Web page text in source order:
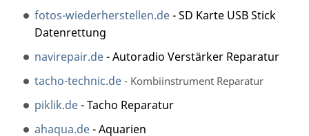
fotos-wiederherstellen.de- SD Karte USB Stick
Datenrettung
navirepair.de- Autoradio Verstärker Reparatur
tacho-technic.de - Kombiinstrument Reparatur
piklik.de- Tacho Reparatur
ahaqua.de- Aquarien